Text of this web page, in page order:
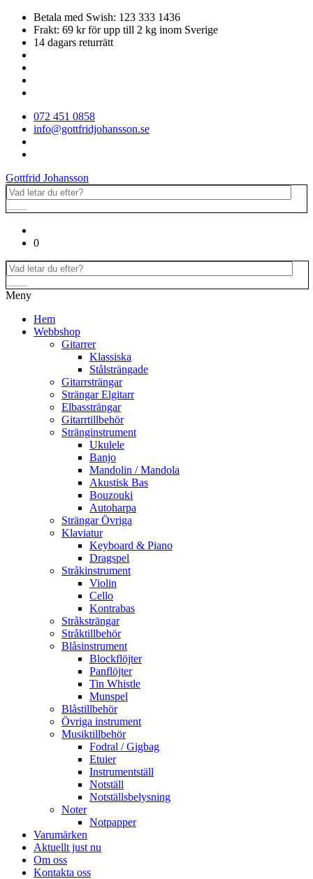
Betala med Swish: 123 333 1436
Frakt: 69 kr för upp till 2 kg inom Sverige
14 dagars returrätt
072 451 0858
info@gottfridjohansson.se
Gottfrid Johansson
0
Meny
Hem
Webbshop
Gitarrer
Klassiska
Stålsträngade
Gitarrsträngar
Strängar Elgitarr
Elbassträngar
Gitarrtillbehör
Stränginstrument
Ukulele
Banjo
Mandolin / Mandola
Akustisk Bas
Bouzouki
Autoharpa
Strängar Övriga
Klaviatur
Keyboard & Piano
Dragspel
Stråkinstrument
Violin
Cello
Kontrabas
Stråksträngar
Stråktillbehör
Blåsinstrument
Blockflöjter
Panflöjter
Tin Whistle
Munspel
Blåstillbehör
Övriga instrument
Musiktillbehör
Fodral / Gigbag
Etuier
Instrumentställ
Notställ
Notställsbelysning
Noter
Notpapper
Varumärken
Aktuellt just nu
Om oss
Kontakta oss